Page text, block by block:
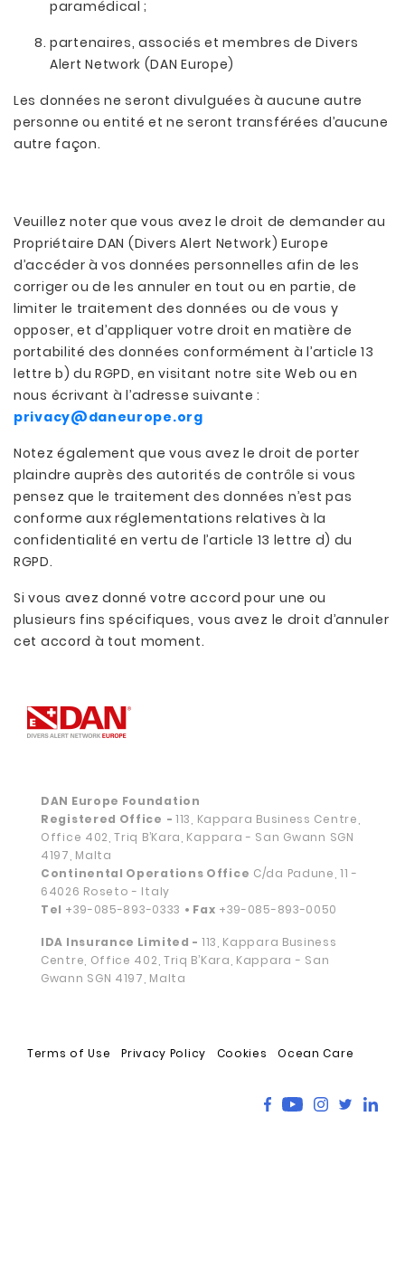
paramédical ;
partenaires, associés et membres de Divers
Alert Network (DAN Europe)
Les données ne seront divulguées à aucune autre
personne ou entité et ne seront transférées d’aucune
autre façon.
Veuillez noter que vous avez le droit de demander au
Propriétaire DAN (Divers Alert Network) Europe
d’accéder à vos données personnelles afin de les
corriger ou de les annuler en tout ou en partie, de
limiter le traitement des données ou de vous y
opposer, et d’appliquer votre droit en matière de
portabilité des données conformément à l’article 13
lettre b) du RGPD, en visitant notre site Web ou en
nous écrivant à l’adresse suivante :
privacy@daneurope.org
Notez également que vous avez le droit de porter
plaindre auprès des autorités de contrôle si vous
pensez que le traitement des données n’est pas
conforme aux réglementations relatives à la
confidentialité en vertu de l’article 13 lettre d) du
RGPD.
Si vous avez donné votre accord pour une ou
plusieurs fins spécifiques, vous avez le droit d’annuler
cet accord à tout moment.
DAN Europe Foundation
Registered Office -113, Kappara Business Centre,
Office 402, Triq B’Kara, Kappara - San Gwann SGN
4197, Malta
Continental Operations Office C/da Padune, 11 -
64026 Roseto - Italy
Tel +39-085-893-0333 • Fax +39-085-893-0050
IDA Insurance Limited - 113, Kappara Business
Centre, Office 402, Triq B’Kara, Kappara - San
Gwann SGN 4197, Malta
Terms of Use Privacy Policy Cookies Ocean Care